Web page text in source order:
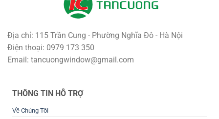
Địa chỉ: 115 Trần Cung - Phường Nghĩa Đô - Hà Nội
Điện thoại: 0979 173 350
Email: tancuongwindow@gmail.com
THÔNG TIN HỖ TRỢ
Về Chúng Tôi